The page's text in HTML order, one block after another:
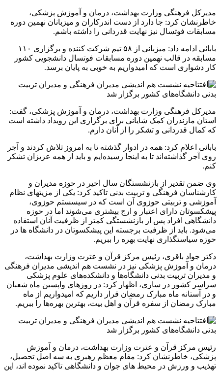
مدیرکل فرهنگی وزارت بهداشت، درمان و آموزش پزشکی،
خاطرنشان کرد: جا دارد از دست اندرکاران و میزبانان نهمین دوره
مسابقات فوتسال نیز نهایت قدردانی را داشته باشم.
بابائی ادامه داد: میزبانی از ۵۸ تیم شرکت کننده و برگزاری ۱۱۰
مسابقه در قالب نهمین دوره مسابقات فوتسال دانشجویی کشور
کار دشواری است که امیدواریم به خوبی به پایان برسد.
مدیرکل فرهنگی وزارت بهداشت، درمان و آموزش پزشکی، گفت:
استان مازندران کمک شایانی برای برگزاری این رویداد داشته است
که کمال قدردانی و تشکر را از آنان دارم.
بابائی اعلام کرد: همه در ادوار گذشته تا به امروز تلاش کردند و آجر
روی آجر گذاشته‌اند تا به اینجا رسیده‌ایم و باید از همه عزیزان تشکر
کنم.
وی ضمن تقدیر از بازنشستگان سال اخیر در حوزه مدیران و
کارشناسان فرهنگی و تربیت بدنی تاکید کرد: یکی از مزیتهای نظام
آموزشی و تربیتی حوزوی آن است که در سیسستم حوزوی،
پیشکسوتان دارای اعتبار و ارج بیشتری می‌شوند اما در حوزه
دانشگاهی افراد پس از بازنشستگی کمتر از ظرفیت آنان استفاده
می‌شود. باید از ظرفیت برجسته این پیشکسوتان در دانشگاه ها در
حوزه سیاستگذاری نهایت بهره را ببریم.
دکتر جواد باقری، رئیس مرکز قرآن و عترت وزارت بهداشت،
درمان و آموزش پزشکی نیز در نشست هم اندیشی مدیران فرهنگی
و مدیران تربیت بدنی دانشگاه‌ها و دانشکده‌های علوم پزشکی
سراسر کشور در ساری، اظهار کرد: در روزهای واپسین ماه شعبان
و در آستانه ماه مبارک رمضان قرار داریم که امیدواریم از ماه
مبارک رمضان از سفره قرآن و اهل بیت، بهترین بهره‌ها را ببریم.
رئیس مرکز قرآن و عترت وزارت بهداشت، درمان و آموزش
پزشکی، خاطرنشان کرد: مقام معظم رهبری به سه اصل تحصیل،
تهذیب و ورزش در محیط های جوان و دانشگاهی تاکید نموده اند، این